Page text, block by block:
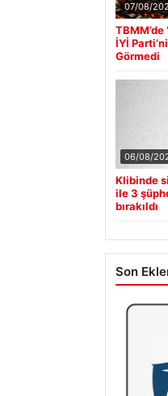
07/08/
TBMM’de
İYİ
Görmedi
06/08/
Klibinde
ile 3
bırakıldı
Son